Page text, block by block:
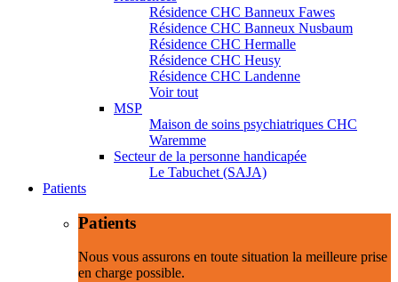
Résidence CHC Banneux Fawes
Résidence CHC Banneux Nusbaum
Résidence CHC Hermalle
Résidence CHC Heusy
Résidence CHC Landenne
Voir tout
MSP
Maison de soins psychiatriques CHC
Waremme
Secteur de la personne handicapée
Le Tabuchet (SAJA)
Patients
Patients
Nous vous assurons en toute situation la meilleure prise
en charge possible.